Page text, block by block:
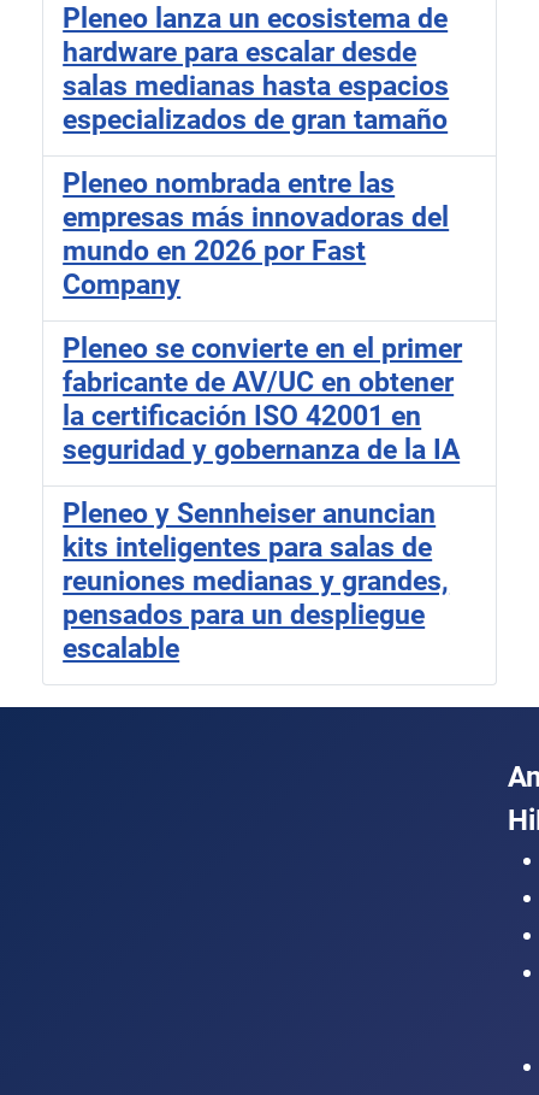
Pleneo lanza un ecosistema de
hardware para escalar desde
salas medianas hasta espacios
especializados de gran tamaño
Pleneo nombrada entre las
empresas más innovadoras del
mundo en 2026 por Fast
Company
Pleneo se convierte en el primer
fabricante de AV/UC en obtener
la certificación ISO 42001 en
seguridad y gobernanza de la IA
Pleneo y Sennheiser anuncian
kits inteligentes para salas de
reuniones medianas y grandes,
pensados para un despliegue
escalable